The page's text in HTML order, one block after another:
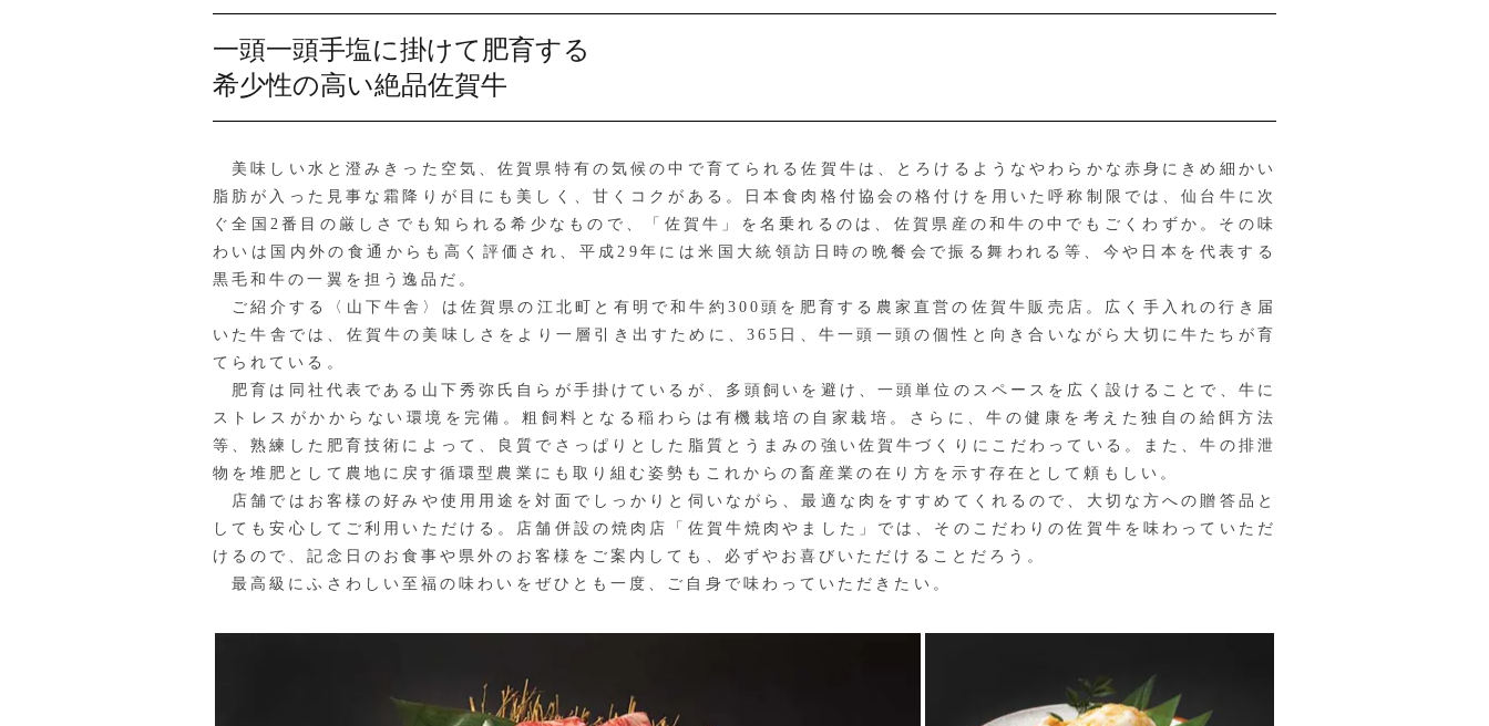
一頭一頭手塩に掛けて肥育する
希少性の高い絶品佐賀牛
美味しい水と澄みきった空気、佐賀県特有の気候の中で育てられる佐賀牛は、とろけるようなやわらかな赤身にきめ細かい
脂肪が入った見事な霜降りが目にも美しく、甘くコクがある。日本食肉格付協会の格付けを用いた呼称制限では、仙台牛に次
ぐ全国2番目の厳しさでも知られる希少なもので、「佐賀牛」を名乗れるのは、佐賀県産の和牛の中でもごくわずか。その味
わいは国内外の食通からも高く評価され、平成29年には米国大統領訪日時の晩餐会で振る舞われる等、今や日本を代表する
黒毛和牛の一翼を担う逸品だ。
ご紹介する〈山下牛舎〉は佐賀県の江北町と有明で和牛約300頭を肥育する農家直営の佐賀牛販売店。広く手入れの行き届
いた牛舎では、佐賀牛の美味しさをより一層引き出すために、365日、牛一頭一頭の個性と向き合いながら大切に牛たちが育
てられている。
肥育は同社代表である山下秀弥氏自らが手掛けているが、多頭飼いを避け、一頭単位のスペースを広く設けることで、牛に
ストレスがかからない環境を完備。粗飼料となる稲わらは有機栽培の自家栽培。さらに、牛の健康を考えた独自の給餌方法
等、熟練した肥育技術によって、良質でさっぱりとした脂質とうまみの強い佐賀牛づくりにこだわっている。また、牛の排泄
物を堆肥として農地に戻す循環型農業にも取り組む姿勢もこれからの畜産業の在り方を示す存在として頼もしい。
店舗ではお客様の好みや使用用途を対面でしっかりと伺いながら、最適な肉をすすめてくれるので、大切な方への贈答品と
しても安心してご利用いただける。店舗併設の焼肉店「佐賀牛焼肉やました」では、そのこだわりの佐賀牛を味わっていただ
けるので、記念日のお食事や県外のお客様をご案内しても、必ずやお喜びいただけることだろう。
最高級にふさわしい至福の味わいをぜひとも一度、ご自身で味わっていただきたい。